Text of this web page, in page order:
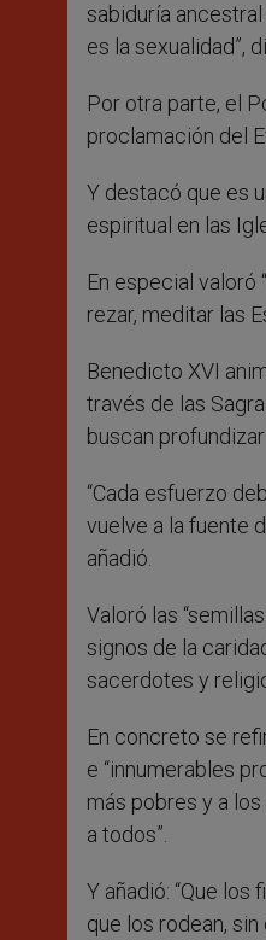
sabiduría
es la sexualidad”,
Por otra parte, el
proclamación del
Y destacó que es
espiritual en las
En especial valoró
rezar, meditar las
Benedicto XVI
través de las
buscan
“Cada esfuerzo
vuelve a la fuente
añadió.
Valoró las
signos de la
sacerdotes y
En concreto se
e “innumerables
más pobres y a
a todos”.
Y añadió: “Que
que los rodean, sin